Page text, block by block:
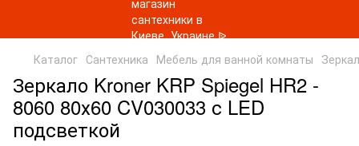
Каталог Сантехника Мебель для ванной комнаты
Зеркало Kroner KRP Spiegel HR2 -
8060 80х60 CV030033 с LED
подсветкой